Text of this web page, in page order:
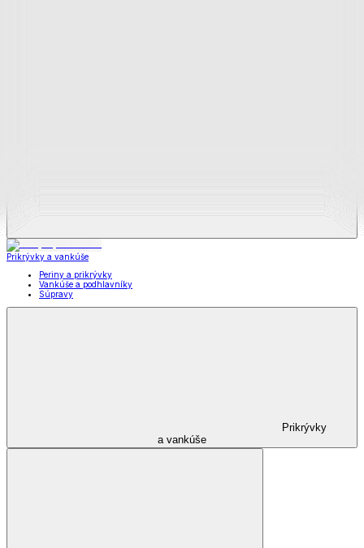
Prikrývky a vankúše
Periny a prikrývky
Vankúše a podhlavníky
Súpravy
Prikrývky
a vankúše